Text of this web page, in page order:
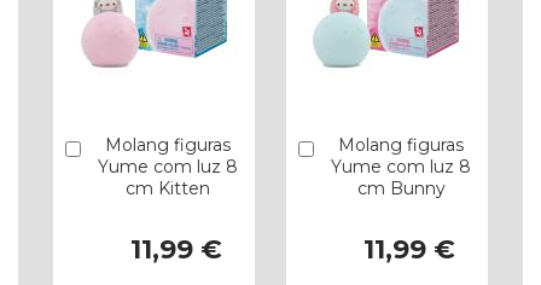
Molang figuras
Yume com luz 8
cm Kitten
11,99 €
Comprar
Molang figuras
Yume com luz 8
cm Bunny
11,99 €
Comprar